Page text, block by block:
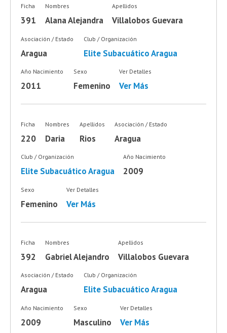
Ficha
391
Nombres
Alana Alejandra
Apellidos
Villalobos Guevara
Asociación / Estado
Aragua
Club / Organización
Elite Subacuático Aragua
Año Nacimiento
2011
Sexo
Femenino
Ver Detalles
Ver Más
Ficha
220
Nombres
Daria
Apellidos
Rios
Asociación / Estado
Aragua
Club / Organización
Elite Subacuático Aragua
Año Nacimiento
2009
Sexo
Femenino
Ver Detalles
Ver Más
Ficha
392
Nombres
Gabriel Alejandro
Apellidos
Villalobos Guevara
Asociación / Estado
Aragua
Club / Organización
Elite Subacuático Aragua
Año Nacimiento
2009
Sexo
Masculino
Ver Detalles
Ver Más